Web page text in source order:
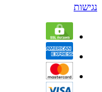
נגישות